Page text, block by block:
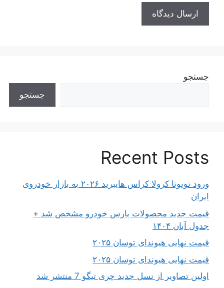
جستجو
جستجو
Recent Posts
ورود تویوتا کرولا کراس هایبرید ۲۰۲۶ به بازار خودروی
ایران
قیمت جدید محصولات پارس خودرو مشخص شد +
جدول آبان ۱۴۰۴
قیمت نهایی هیوندای توسان ۲۰۲۵
قیمت نهایی هیوندای توسان ۲۰۲۵
اولین تصاویر از نسل جدید چری تیگو 7 منتشر شد